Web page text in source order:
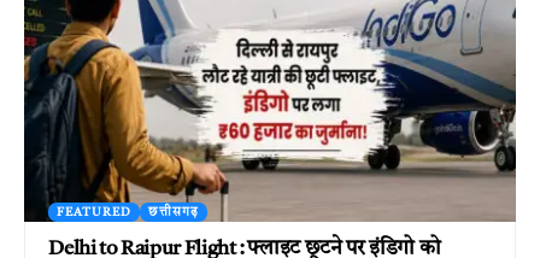
FEATURED छत्तीसगढ़
Delhi to Raipur Flight : फ्लाइट छूटने पर इंडिगो को